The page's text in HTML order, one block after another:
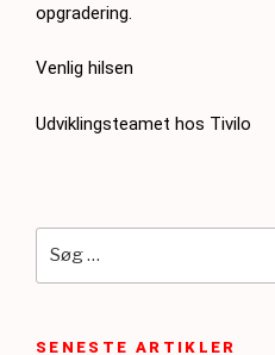
opgradering.
Venlig hilsen
Udviklingsteamet hos Tivilo
efter:
SENESTE ARTIKLER